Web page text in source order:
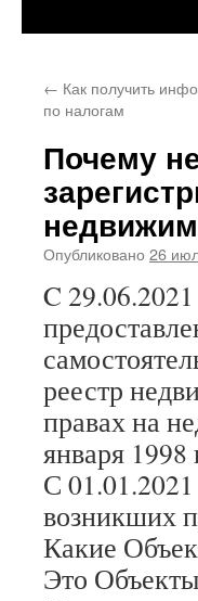
← Как получить
по налогам
Почему
Опубликовано 26
C
реестр
правах на
января 1998
С
возникших
Какие
Это